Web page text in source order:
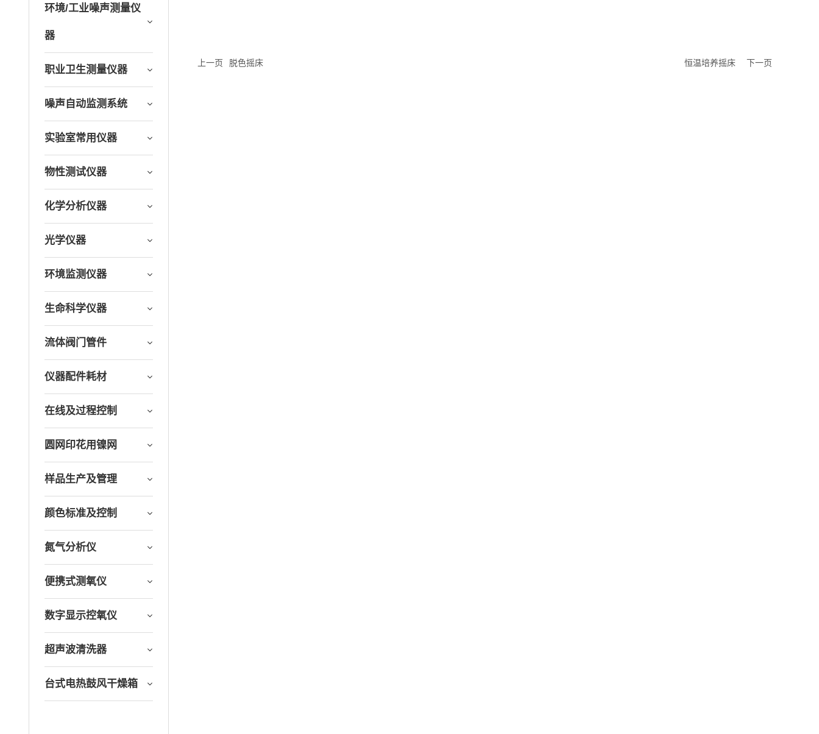
环境/工业噪声测量仪
器
职业卫生测量仪器
噪声自动监测系统
实验室常用仪器
物性测试仪器
化学分析仪器
光学仪器
环境监测仪器
生命科学仪器
流体阀门管件
仪器配件耗材
在线及过程控制
圆网印花用镍网
样品生产及管理
颜色标准及控制
氮气分析仪
便携式测氧仪
数字显示控氧仪
超声波清洗器
台式电热鼓风干燥箱
上一页 脱色摇床 恒温培养摇床 下一页